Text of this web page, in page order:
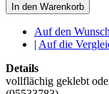
In den Warenkorb
Auf den
| Auf die
Details
vollflächig geklebt